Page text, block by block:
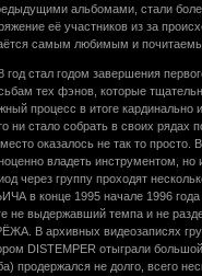
альбомами, стали
её участников из за
самым любимым и
год стал годом завершения
тех фэнов, которые
процесс в итоге кардинально
ни стало собрать в своих рядах
оказалось не так то
владеть инструментом,
через группу проходят
в конце 1995 начале 1996
не выдержавший темпа и не
В архивных видеозаписях
DISTEMPER отыграли
продержался не долго, всего